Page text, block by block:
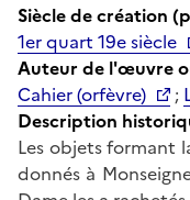
Siècle de création
1er quart 19e siècle
Auteur de l'œuvre
Cahier (orfèvre)
;
Description
Les objets formant
donnés à